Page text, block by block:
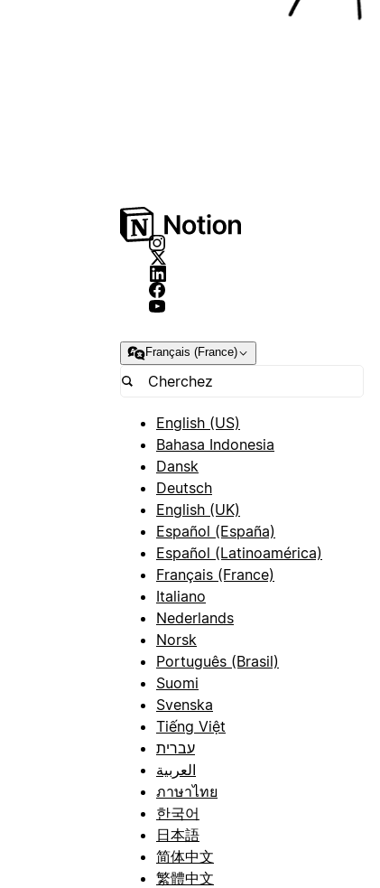
Français (France)
English (US)
Bahasa Indonesia
Dansk
Deutsch
English (UK)
Español (España)
Español (Latinoamérica)
Français (France)
Italiano
Nederlands
Norsk
Português (Brasil)
Suomi
Svenska
Tiếng Việt
עברית
العربية
ภาษาไทย
한국어
日本語
简体中文
繁體中文